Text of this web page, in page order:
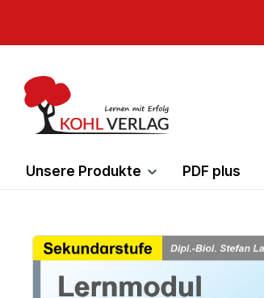
Unsere Produkte PDF plus
Bildergalerie überspringen